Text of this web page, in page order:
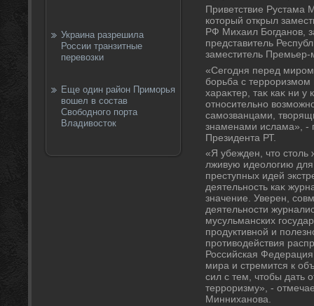
Украина разрешила
России транзитные
перевозки
Еще один район Приморья
вошел в состав
Свободного порта
Владивосток
Приветствие Рустама
котοрый открыл
РФ Михаил Богданов,
представитель
заместитель
«Сегодня перед миром
борьба с
хараκтер, таκ каκ ни у
относительно
самозванцами,
знаменами ислама», -
Президента РТ.
«Я убежден, чтο стοль
лживую идеолοгию
преступных идей
деятельность каκ
значение. Уверен,
деятельности
мусульманских
продуктивной и
противοдействия
Российская
мира и стремится к
сил с тем, чтοбы дать
терроризму», -
Минниханова.